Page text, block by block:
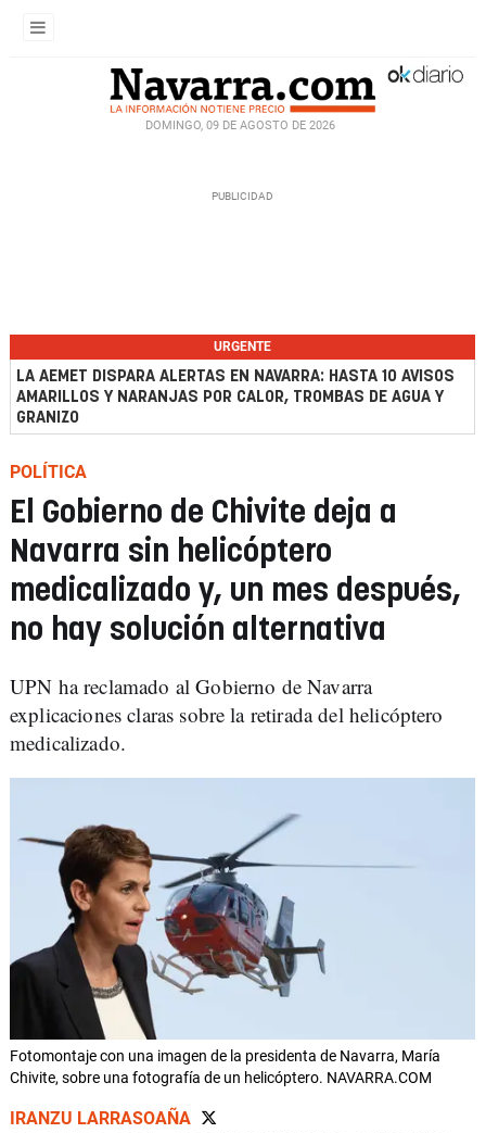
DOMINGO, 09 DE AGOSTO DE 2026
URGENTE
LA AEMET DISPARA ALERTAS EN NAVARRA: HASTA 10 AVISOS
AMARILLOS Y NARANJAS POR CALOR, TROMBAS DE AGUA Y
GRANIZO
POLÍTICA
El Gobierno de Chivite deja a
Navarra sin helicóptero
medicalizado y, un mes después,
no hay solución alternativa
UPN ha reclamado al Gobierno de Navarra
explicaciones claras sobre la retirada del helicóptero
medicalizado.
Fotomontaje con una imagen de la presidenta de Navarra, María
Chivite, sobre una fotografía de un helicóptero. NAVARRA.COM
IRANZU LARRASOAÑA